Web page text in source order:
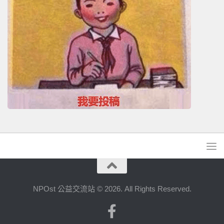
NPOst 公益交流站 © 2026. All Rights Reserved.